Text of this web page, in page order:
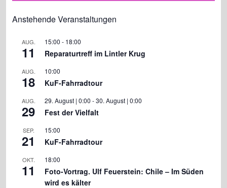
Anstehende Veranstaltungen
AUG.
11
15:00 - 18:00
Reparaturtreff im Lintler Krug
AUG.
18
10:00
KuF-Fahrradtour
AUG.
29
29. August | 0:00 -30. August | 0:00
Fest der Vielfalt
SEP.
21
15:00
KuF-Fahrradtour
OKT.
11
18:00
Foto-Vortrag. Ulf Feuerstein: Chile – Im Süden
wird es kälter